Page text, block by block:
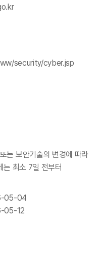
security/cyber.jsp
는 보안기술의 변경에 따라
는 최소 7일 전부터
05-04
05-12